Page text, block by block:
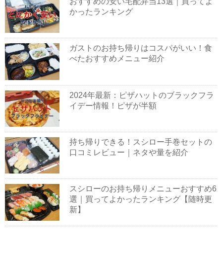
かったランキング
ガストのお持ち帰りはコスパがいい！食
べたおすすめメニュー紹介
2024年最新：ピザハットのブラックフラ
イデー情報！ピザが半額
持ち帰りできる！スシロー手巻セットの
口コミレビュー｜ネタや量を紹介
スシローのお持ち帰りメニューおすすめ6
選｜買ってよかったランキング【随時更
新】